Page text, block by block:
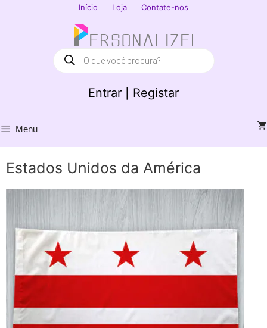
Início Loja Contate-nos
Entrar | Registar
Products
search
Menu
Estados Unidos da América